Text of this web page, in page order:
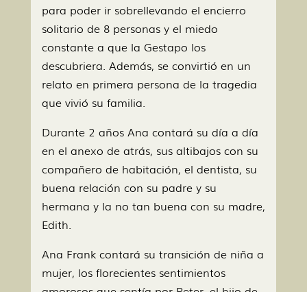
para poder ir sobrellevando el encierro
solitario de 8 personas y el miedo
constante a que la Gestapo los
descubriera. Además, se convirtió en un
relato en primera persona de la tragedia
que vivió su familia.
Durante 2 años Ana contará su día a día
en el anexo de atrás, sus altibajos con su
compañero de habitación, el dentista, su
buena relación con su padre y su
hermana y la no tan buena con su madre,
Edith.
Ana Frank contará su transición de niña a
mujer, los florecientes sentimientos